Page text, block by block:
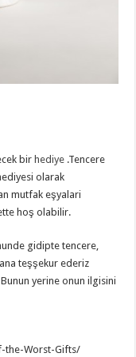
bir hediye .Tencere
olarak
mutfak eşyalari
hoş olabilir.
gidipte tencere,
teşşekur ederiz
yerine onun ilgisini
the-Worst-Gifts/